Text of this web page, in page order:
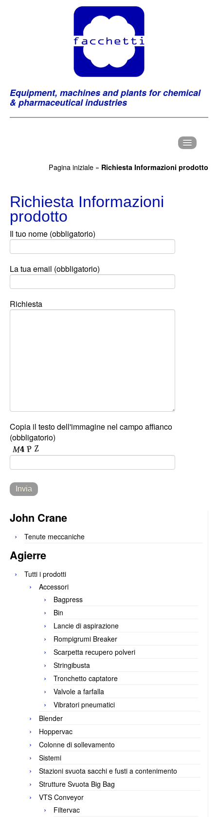
Equipment, machines and plants for chemical
& pharmaceutical industries
Home
Prodotti
Pagina iniziale » Richiesta Informazioni prodotto
Richiesta Informazioni
prodotto
Il tuo nome (obbligatorio)
La tua email (obbligatorio)
Richiesta
Copia il testo dell'immagine nel campo affianco
(obbligatorio)
John Crane
Tenute meccaniche
Agierre
Tutti i prodotti
Accessori
Bagpress
Bin
Lancie di aspirazione
Rompigrumi Breaker
Scarpetta recupero polveri
Stringibusta
Tronchetto captatore
Valvole a farfalla
Vibratori pneumatici
Blender
Hoppervac
Colonne di sollevamento
Sistemi
Stazioni svuota sacchi e fusti a contenimento
Strutture Svuota Big Bag
VTS Conveyor
Filtervac